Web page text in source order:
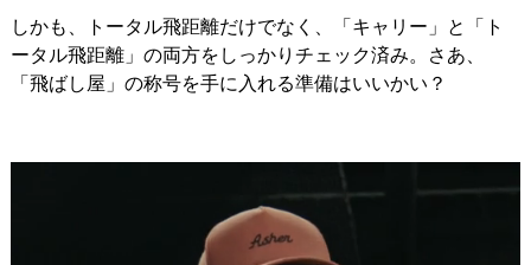
しかも、トータル飛距離だけでなく、「キャリー」と「ト
ータル飛距離」の両方をしっかりチェック済み。さあ、
「飛ばし屋」の称号を手に入れる準備はいいかい？